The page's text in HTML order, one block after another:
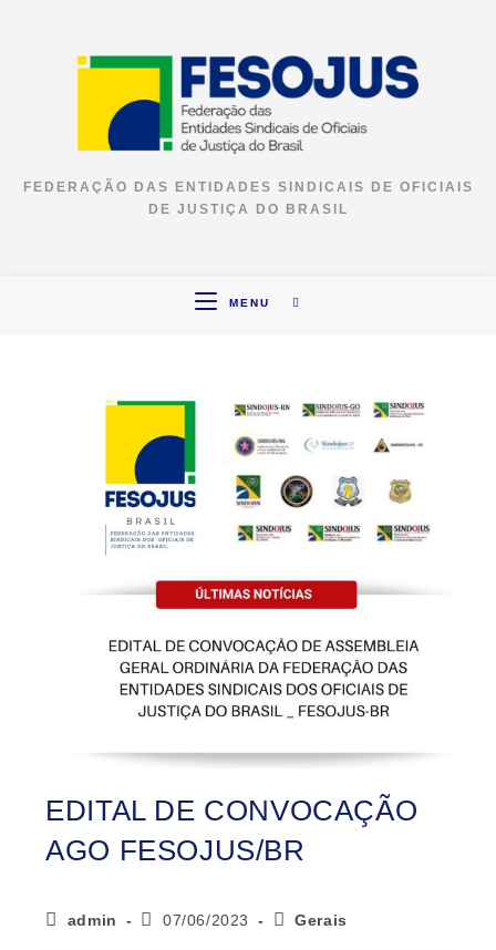
FEDERAÇÃO DAS ENTIDADES SINDICAIS DE OFICIAIS
DE JUSTIÇA DO BRASIL
MENU
EDITAL DE CONVOCAÇÃO
AGO FESOJUS/BR
admin 07/06/2023 Gerais